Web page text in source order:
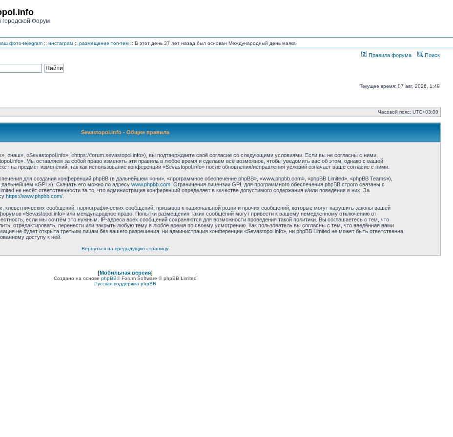
городской Форум
фото-telegram :: инстаграм :: размещение топ-тем :: В этот день 37 лет назад был основан Международный день маяка
Правила форума Поиск
Текущее время: 07 авг, 2026, 1:49
Часовой пояс: UTC+03:00
Sevastopol.info - Общие правила
«Sevastopol.info», «https://forum.sevastopol.info»), вы подтверждаете своё согласие со следующими условиями. Если вы не согласны с ними,
Мы оставляем за собой право изменять эти правила в любое время и сделаем всё возможное, чтобы уведомить вас об этом, однако с вашей
на предмет изменений, так как использование конференции «Sevastopol.info» после обновления/исправления условий означает ваше согласие с ними.
для создания конференций phpBB (в дальнейшем «они», «программное обеспечение phpBB», «www.phpbb.com», «phpBB Limited», «phpBB Teams»),
дальнейшем «GPL»). Скачать его можно по адресу www.phpbb.com. Ограничения лицензии GPL для программного обеспечения phpBB строго связаны с
не несёт ответственности за то, что администрация конференций определяет в качестве допустимого содержания и/или поведения в них. За
https://www.phpbb.com/.
сообщений, порнографических сообщений, призывов к национальной розни и прочих сообщений, которые могут нарушить законы вашей
«Sevastopol.info» или международное право. Попытки размещения таких сообщений могут привести к вашему немедленному отключению от
если мы сочтём это нужным. IP-адреса всех сообщений сохраняются для возможности проведения такой политики. Вы соглашаетесь с тем, что
отредактировать, перенести или закрыть любую тему в любое время по своему усмотрению. Как пользователь вы согласны с тем, что введённая вами
не будет открыта третьим лицам без вашего разрешения, ни администрация конференции «Sevastopol.info», ни phpBB Limited не может быть ответственна
доступу к ней.
Вернуться на предыдущую страницу
[Мобильная версия]
Создано на основе phpBB® Forum Software © phpBB Limited
Русская поддержка phpBB